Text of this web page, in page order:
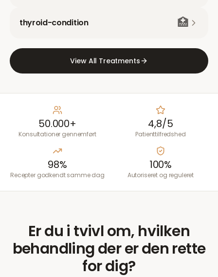
thyroid-condition 🏥
View All Treatments
50.000+
Konsultationer gennemført
4,8/5
Patienttilfredshed
98%
Recepter godkendt samme dag
100%
Autoriseret og reguleret
Er du i tvivl om, hvilken
behandling der er den rette
for dig?